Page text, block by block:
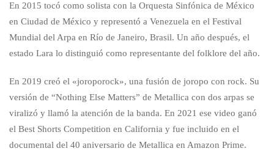
En 2015 tocó como solista con la Orquesta Sinfónica de México
en Ciudad de México y representó a Venezuela en el Festival
Mundial del Arpa en Río de Janeiro, Brasil. Un año después, el
estado Lara lo distinguió como representante del folklore del año.
En 2019 creó el «joroporock», una fusión de joropo con rock. Su
versión de “Nothing Else Matters” de Metallica con dos arpas se
viralizó y llamó la atención de la banda. En 2021 ese video ganó
el Best Shorts Competition en California y fue incluido en el
documental del 40 aniversario de Metallica en Amazon Prime.